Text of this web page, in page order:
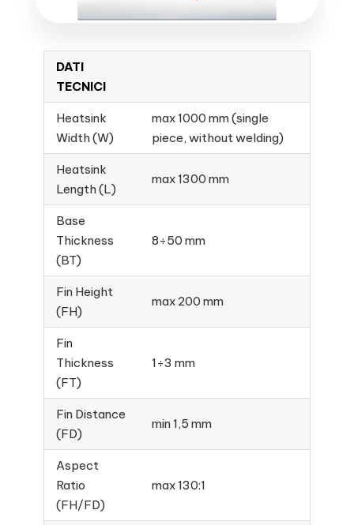
DATI
TECNICI
Heatsink
Width (W)
max 1000 mm (single
piece, without welding)
Heatsink
Length (L)
max 1300 mm
Base
Thickness
(BT)
8÷50 mm
Fin Height
(FH)
max 200 mm
Fin
Thickness
(FT)
1÷3 mm
Fin Distance
(FD)
min 1,5 mm
Aspect
Ratio
(FH/FD)
max 130:1